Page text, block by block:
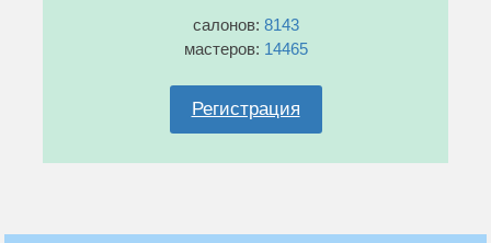
салонов: 8143
мастеров: 14465
Регистрация